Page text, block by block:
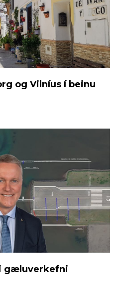
og Vilníus í beinu
gæluverkefni